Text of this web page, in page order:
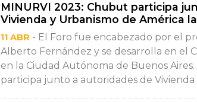
MINURVI 2023: Chubut participa
Vivienda y Urbanismo de América
11 ABR - El Foro fue encabezado por el
Alberto Fernández y se desarrolla en el
en la Ciudad Autónoma de Buenos
participa junto a autoridades de Vivienda